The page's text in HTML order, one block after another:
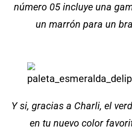
número 05 incluye una
un marrón para un
Y si, gracias a Charli, el
en tu nuevo color